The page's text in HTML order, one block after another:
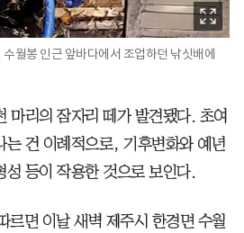
월봉 인근 앞바다에서 조업하던 낚싯배에
마리의 잠자리 떼가 발견됐다. 초여
는 건 이례적으로, 기후변화와 예년
성 등이 작용한 것으로 보인다.
르면 이날 새벽 제주시 한경면 수월